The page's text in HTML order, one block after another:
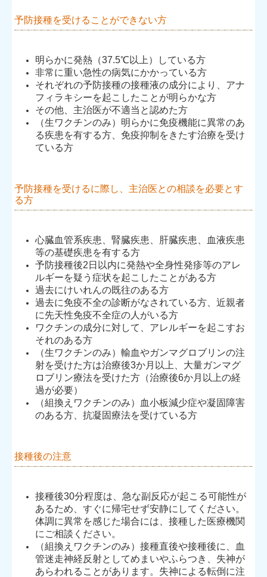
予防接種を受けることができない方
明らかに発熱（37.5℃以上）している方
非常に重い急性の病気にかかっている方
それぞれの予防接種の接種液の成分により、アナ
フィラキシーを起こしたことが明らかな方
その他、主治医が不適当と認めた方
（生ワクチンのみ）明らかに免疫機能に異常のあ
る疾患を有する方、免疫抑制をきたす治療を受け
ている方
予防接種を受けるに際し、主治医との相談を必要とす
る方
心臓血管系疾患、腎臓疾患、肝臓疾患、血液疾患
等の基礎疾患を有する方
予防接種後2日以内に発熱や全身性発疹等のアレ
ルギーを疑う症状を起こしたことがある方
過去にけいれんの既往のある方
過去に免疫不全の診断がなされている方、近親者
に先天性免疫不全症の人がいる方
ワクチンの成分に対して、アレルギーを起こすお
それのある方
（生ワクチンのみ）輸血やガンマグロブリンの注
射を受けた方は治療後3か月以上、大量ガンマグ
ロブリン療法を受けた方（治療後6か月以上の経
過が必要）
（組換えワクチンのみ）血小板減少症や凝固障害
のある方、抗凝固療法を受けている方
接種後の注意
接種後30分程度は、急な副反応が起こる可能性が
あるため、すぐに帰宅せず安静にしてください。
体調に異常を感じた場合には、接種した医療機関
にご相談ください。
（組換えワクチンのみ）接種直後や接種後に、血
管迷走神経反射としてめまいやふらつき、失神が
あらわれることがあります。失神による転倒に注